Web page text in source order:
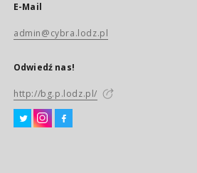
E-Mail
admin@cybra.lodz.pl
Odwiedź nas!
http://bg.p.lodz.pl/